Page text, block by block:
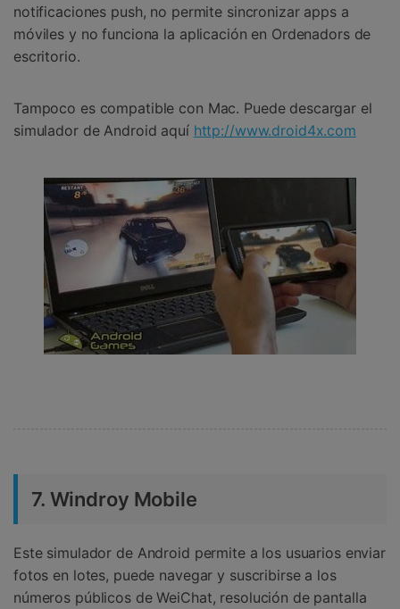
notificaciones push, no permite sincronizar apps a
móviles y no funciona la aplicación en Ordenadors de
escritorio.
Tampoco es compatible con Mac. Puede descargar el
simulador de Android aquí http://www.droid4x.com
7. Windroy Mobile
Este simulador de Android permite a los usuarios enviar
fotos en lotes, puede navegar y suscribirse a los
números públicos de WeiChat, resolución de pantalla